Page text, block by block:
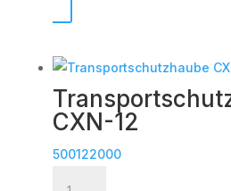
2
CXN-
12
Menge
CXN-12
500122000